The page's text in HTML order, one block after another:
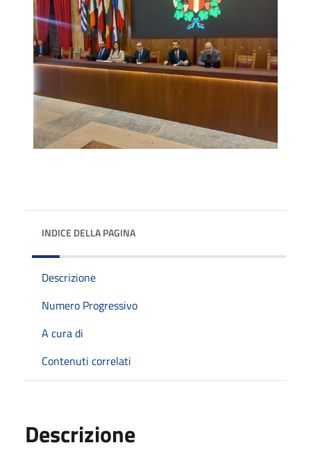
INDICE DELLA PAGINA
Descrizione
Numero Progressivo
A cura di
Contenuti correlati
Descrizione